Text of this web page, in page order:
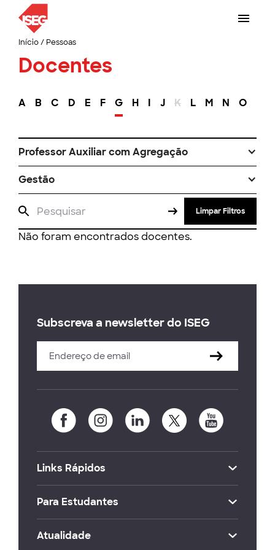
Início/ Pessoas
Docentes
A B C D E F G H I J K L M N O
Professor Auxiliar com Agregação
Gestão
Limpar Filtros
Não foram encontrados docentes.
Subscreva a newsletter do ISEG
Links Rápidos
Para Estudantes
Atualidade